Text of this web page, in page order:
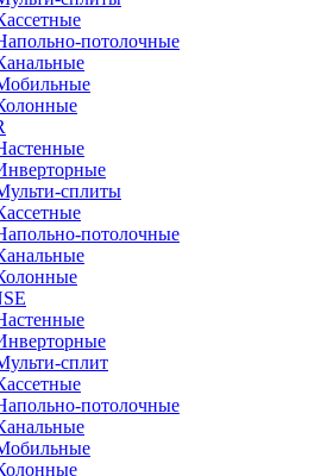
потолочные
сплиты
потолочные
сплит
потолочные